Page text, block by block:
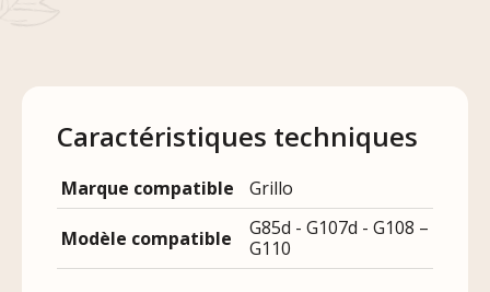
Caractéristiques techniques
Marque compatible Grillo
Modèle compatible
G85d - G107d - G108 –
G110